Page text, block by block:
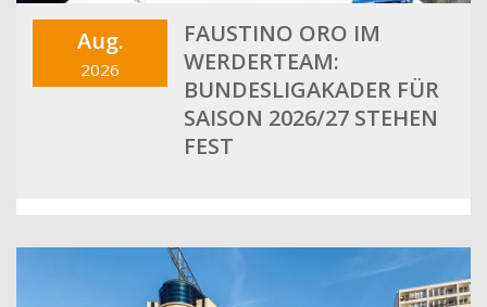
Aug.
2026
FAUSTINO ORO IM
WERDERTEAM:
BUNDESLIGAKADER FÜR
SAISON 2026/27 STEHEN
FEST